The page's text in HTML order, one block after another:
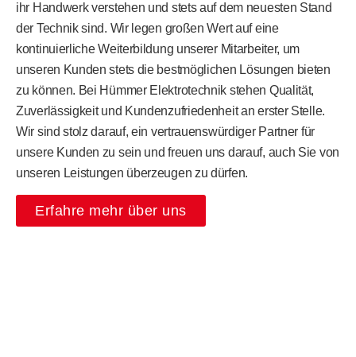
ihr Handwerk verstehen und stets auf dem neuesten Stand
der Technik sind. Wir legen großen Wert auf eine
kontinuierliche Weiterbildung unserer Mitarbeiter, um
unseren Kunden stets die bestmöglichen Lösungen bieten
zu können. Bei Hümmer Elektrotechnik stehen Qualität,
Zuverlässigkeit und Kundenzufriedenheit an erster Stelle.
Wir sind stolz darauf, ein vertrauenswürdiger Partner für
unsere Kunden zu sein und freuen uns darauf, auch Sie von
unseren Leistungen überzeugen zu dürfen.
Erfahre mehr über uns